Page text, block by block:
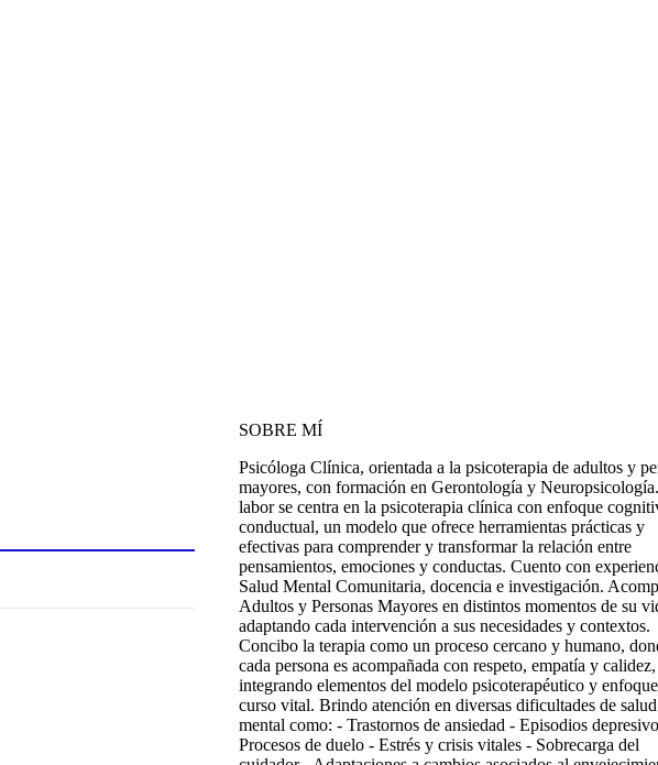
SOBRE MÍ
Psicóloga Clínica, orientada a la psicoterapia de adultos y
mayores, con formación en Gerontología y
labor se centra en la psicoterapia clínica con enfoque
conductual, un modelo que ofrece herramientas prácticas y
efectivas para comprender y transformar la relación entre
pensamientos, emociones y conductas. Cuento con
Salud Mental Comunitaria, docencia e investigación.
Adultos y Personas Mayores en distintos momentos de su
adaptando cada intervención a sus necesidades y contextos.
Concibo la terapia como un proceso cercano y humano,
cada persona es acompañada con respeto, empatía y calidez,
integrando elementos del modelo psicoterapéutico y
curso vital. Brindo atención en diversas dificultades de salud
mental como: - Trastornos de ansiedad - Episodios
Procesos de duelo - Estrés y crisis vitales - Sobrecarga del